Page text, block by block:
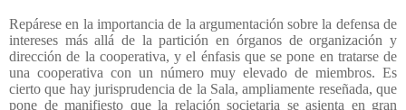
Repárese en la importancia de la argumentación sobre la defensa de
intereses más allá de la partición en órganos de organización y
dirección de la cooperativa, y el énfasis que se pone en tratarse de
una cooperativa con un número muy elevado de miembros. Es
cierto que hay jurisprudencia de la Sala, ampliamente reseñada, que
pone de manifiesto que la relación societaria se asienta en gran